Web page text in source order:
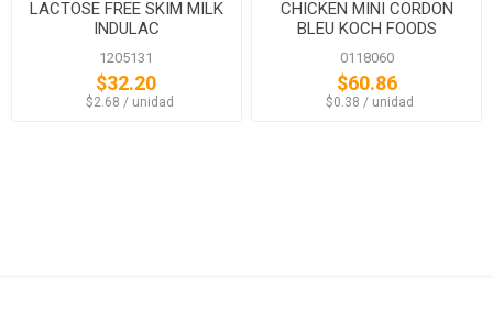
LACTOSE FREE SKIM MILK
INDULAC
1205131
$32.20
‏‏‎ ‎‏‏‎ ‎$2.68 / unidad
CHICKEN MINI CORDON
BLEU KOCH FOODS
0118060
$60.86
‏‏‎ ‎‏‏‎ ‎$0.38 / unidad